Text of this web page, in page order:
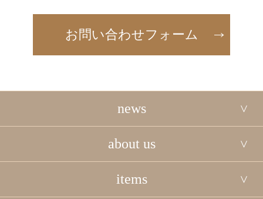
お問い合わせフォーム
news
about us
items